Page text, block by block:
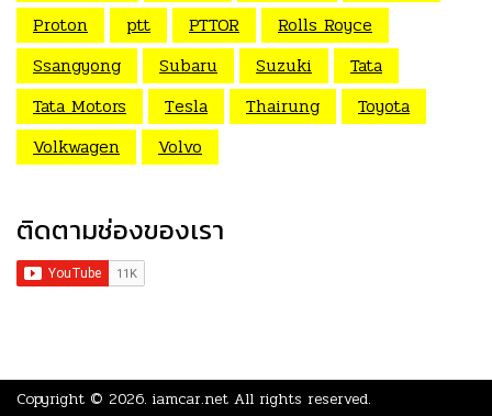
Proton
ptt PTTOR
Rolls Royce
Ssangyong
Subaru Suzuki
Tata
Tata Motors
Tesla Thairung
Toyota
Volkwagen
Volvo
ติดตามช่องของเรา
Copyright © 2026. iamcar.net All rights reserved.